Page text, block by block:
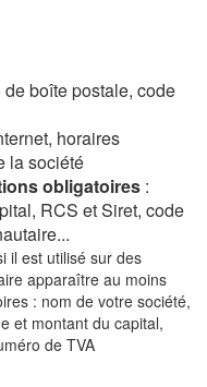
boîte postale, code
horaires
la société
obligatoires :
RCS et Siret, code
il est utilisé sur des
apparaître au moins
: nom de votre société,
et montant du capital,
de TVA